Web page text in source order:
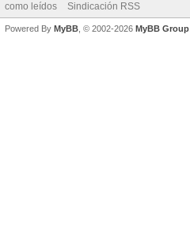
como leídos
Sindicación RSS
Powered By MyBB , © 2002-2026 MyBB Group